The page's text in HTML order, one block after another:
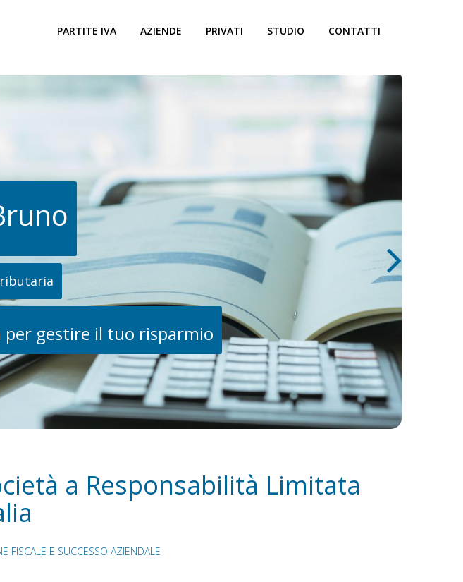
CONTATTI
STUDIO
PRIVATI
AZIENDE
PARTITE IVA
per gestire il tuo risparmio
a Responsabilità Limitata
FISCALE E SUCCESSO AZIENDALE